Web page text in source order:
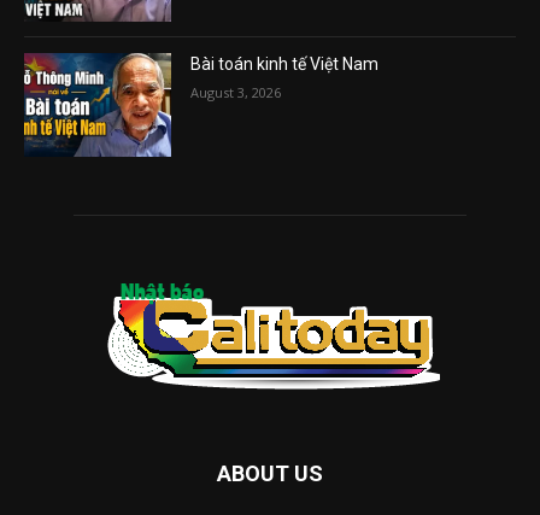
Bài toán kinh tế Việt Nam
August 3, 2026
ABOUT US